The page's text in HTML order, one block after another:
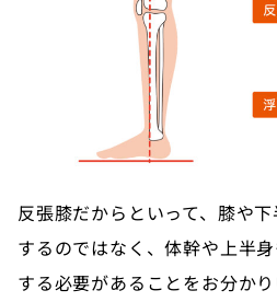
反張膝だからといって、膝や
するのではなく、体幹や上半
する必要があることをお分か